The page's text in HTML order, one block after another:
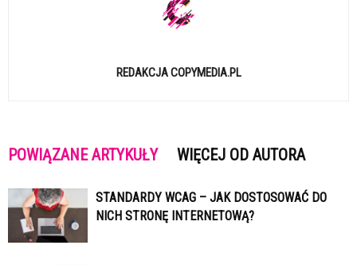
REDAKCJA COPYMEDIA.PL
POWIĄZANE ARTYKUŁY WIĘCEJ OD AUTORA
STANDARDY WCAG – JAK DOSTOSOWAĆ DO
NICH STRONĘ INTERNETOWĄ?